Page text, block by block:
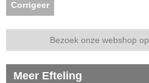
Corrigeer
Bezoek onze webshop op
Meer Efteling